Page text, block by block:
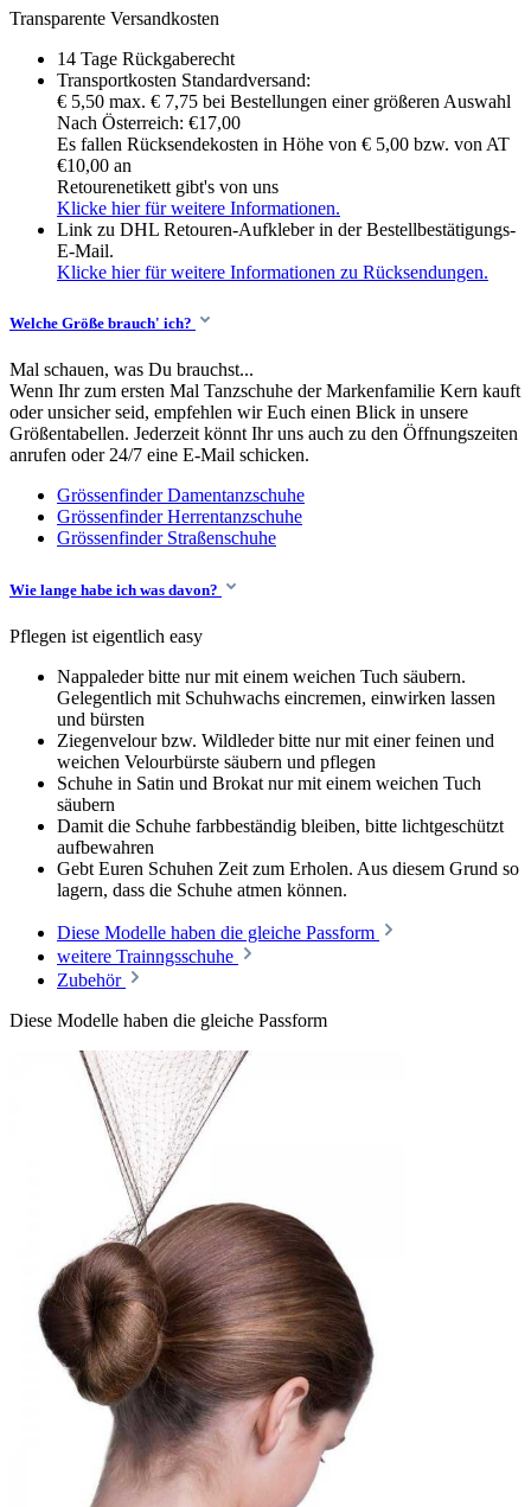
Transparente Versandkosten
14 Tage Rückgaberecht
Transportkosten Standardversand:
€ 5,50 max. € 7,75 bei Bestellungen einer größeren Auswahl
Nach Österreich: €17,00
Es fallen Rücksendekosten in Höhe von € 5,00 bzw. von AT
€10,00 an
Retourenetikett gibt's von uns
Klicke hier für weitere Informationen.
Link zu DHL Retouren-Aufkleber in der Bestellbestätigungs-
E-Mail.
Klicke hier für weitere Informationen zu Rücksendungen.
Welche Größe brauch' ich?
Mal schauen, was Du brauchst...
Wenn Ihr zum ersten Mal Tanzschuhe der Markenfamilie Kern kauft
oder unsicher seid, empfehlen wir Euch einen Blick in unsere
Größentabellen. Jederzeit könnt Ihr uns auch zu den Öffnungszeiten
anrufen oder 24/7 eine E-Mail schicken.
Grössenfinder Damentanzschuhe
Grössenfinder Herrentanzschuhe
Grössenfinder Straßenschuhe
Wie lange habe ich was davon?
Pflegen ist eigentlich easy
Nappaleder bitte nur mit einem weichen Tuch säubern.
Gelegentlich mit Schuhwachs eincremen, einwirken lassen
und bürsten
Ziegenvelour bzw. Wildleder bitte nur mit einer feinen und
weichen Velourbürste säubern und pflegen
Schuhe in Satin und Brokat nur mit einem weichen Tuch
säubern
Damit die Schuhe farbbeständig bleiben, bitte lichtgeschützt
aufbewahren
Gebt Euren Schuhen Zeit zum Erholen. Aus diesem Grund so
lagern, dass die Schuhe atmen können.
Diese Modelle haben die gleiche Passform
weitere Trainngsschuhe
Zubehör
Diese Modelle haben die gleiche Passform